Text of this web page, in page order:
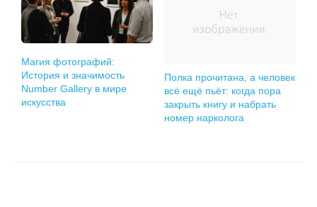
Магия фотографий:
История и значимость
Number Gallery в мире
искусства
Полка прочитана, а человек
всё ещё пьёт: когда пора
закрыть книгу и набрать
номер нарколога